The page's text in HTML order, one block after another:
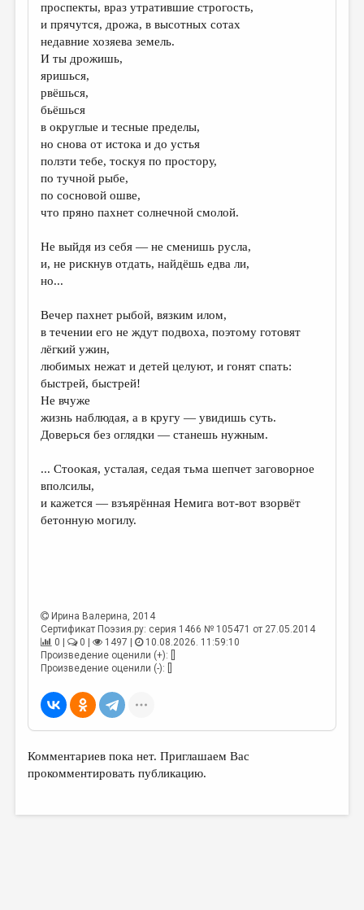
ОБЗОР ЛИТЕРАТУРЫ
СТРАНИЦЫ ПАМЯТИ
ОБЪЯВЛЕНИЯ
КОЛОНКА РЕДАКТОРА
РЕДКОЛЛЕГИЯ
ОТ РЕДАКЦИИ
МАЛАЯ ПРОЗА
ЭССЕИСТИКА
ЛИТЕРАТУРОВЕДЕНИЕ
КУЛЬТУРОВЕДЕНИЕ
РЕЦЕНЗИРОВАНИЕ
ЦИКЛЫ ПУБЛИКАЦИЙ
ТРЕДИАКОВСКИЙ
МЕДИА
ВКОНТАКТЕ
проспекты, враз утратившие строгость,
и прячутся, дрожа, в высотных сотах
недавние хозяева земель.
И ты дрожишь,
яришься,
рвёшься,
бьёшься
в округлые и тесные пределы,
но снова от истока и до устья
ползти тебе, тоскуя по простору,
по тучной рыбе,
по сосновой ошве,
что пряно пахнет солнечной смолой.
Не выйдя из себя — не сменишь русла,
и, не рискнув отдать, найдёшь едва ли,
но...
Вечер пахнет рыбой, вязким илом,
в течении его не ждут подвоха, поэтому готовят
лёгкий ужин,
любимых нежат и детей целуют, и гонят спать:
быстрей, быстрей!
Не вчуже
жизнь наблюдая, а в кругу — увидишь суть.
Доверься без оглядки — станешь нужным.
... Стоокая, усталая, седая тьма шепчет заговорное
вполсилы,
и кажется — взъярённая Немига вот-вот взорвёт
бетонную могилу.
Ирина Валерина, 2014
Сертификат Поэзия.ру: серия 1466 № 105471 от 27.05.2014
0 |
0 | 1497 |
10.08.2026. 11:59:10
Произведение оценили (+): []
Произведение оценили (-): []
Комментариев пока нет. Приглашаем Вас
прокомментировать публикацию.